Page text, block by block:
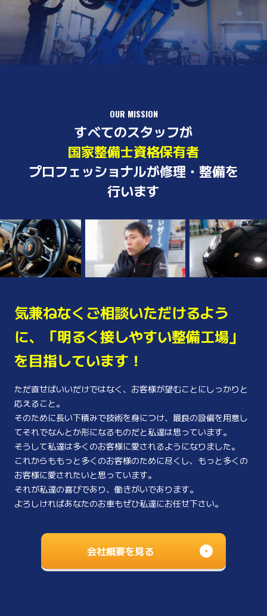
OUR MISSION
すべてのスタッフが
国家整備士資格保有者
プロフェッショナルが修理・整備を
行います
気兼ねなくご相談いただけるよう
に、
「明るく接しやすい整備工場」
を目指しています！
ただ直せばいいだけではなく、お客様が望むことにしっかりと
応えること。
そのために長い下積みで技術を身につけ、最良の設備を用意し
てそれでなんとか形になるものだと私達は思っています。
そうして私達は多くのお客様に愛されるようになりました。
これからももっと多くのお客様のために尽くし、もっと多くの
お客様に愛されたいと思っています。
それが私達の喜びであり、働きがいであります。
よろしければあなたのお車もぜひ私達にお任せ下さい。
会社概要を見る